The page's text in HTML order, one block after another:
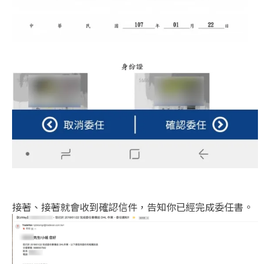
接著、接著就會收到確認信件，告知你已經完成委任書。